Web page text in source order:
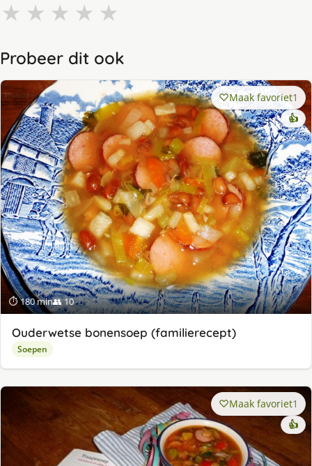
★ ★ ★ ★ ★
Probeer dit ook
⏱ 180 min👥 10
Maak favoriet1
👍
Ouderwetse bonensoep (familierecept)
Soepen
Maak favoriet1
👍